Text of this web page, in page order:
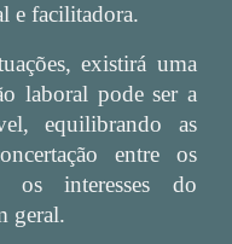
e facilitadora.
existirá uma
laboral pode ser a
equilibrando as
entre os
os interesses do
geral.